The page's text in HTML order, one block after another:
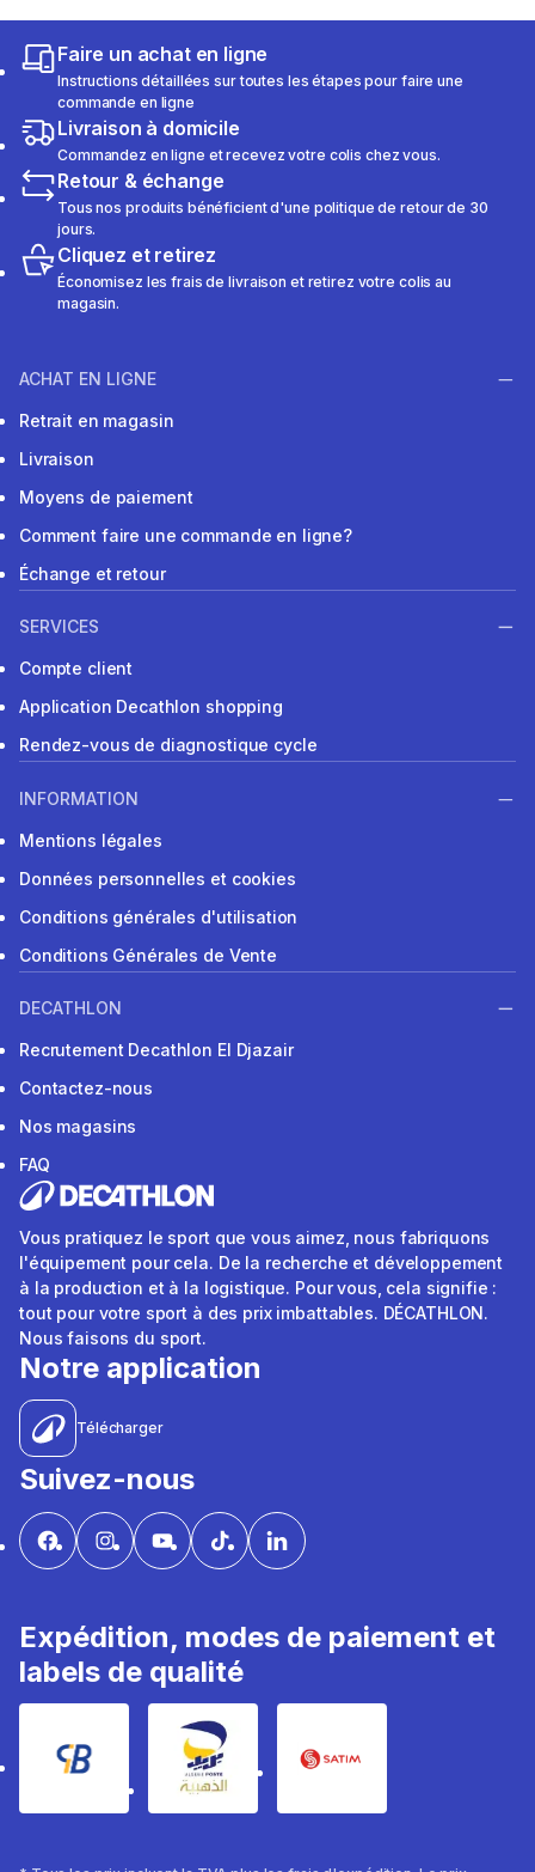
Faire un achat en ligne
Instructions détaillées sur toutes les étapes pour faire une
commande en ligne
Livraison à domicile
Commandez en ligne et recevez votre colis chez vous.
Retour & échange
Tous nos produits bénéficient d'une politique de retour de 30
jours.
Cliquez et retirez
Économisez les frais de livraison et retirez votre colis au
magasin.
ACHAT EN LIGNE
Retrait en magasin
Livraison
Moyens de paiement
Comment faire une commande en ligne?
Échange et retour
SERVICES
Compte client
Application Decathlon shopping
Rendez-vous de diagnostique cycle
INFORMATION
Mentions légales
Données personnelles et cookies
Conditions générales d'utilisation
Conditions Générales de Vente
DECATHLON
Recrutement Decathlon El Djazair
Contactez-nous
Nos magasins
FAQ
Vous pratiquez le sport que vous aimez, nous fabriquons
l'équipement pour cela. De la recherche et développement
à la production et à la logistique. Pour vous, cela signifie :
tout pour votre sport à des prix imbattables. DÉCATHLON.
Nous faisons du sport.
Notre application
Télécharger
Suivez-nous
Expédition, modes de paiement et
labels de qualité